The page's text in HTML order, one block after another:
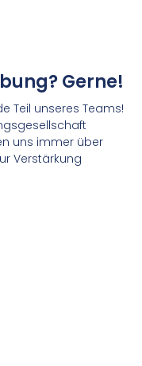
Gerne!
Teil unseres Teams!
uns immer über
Verstärkung